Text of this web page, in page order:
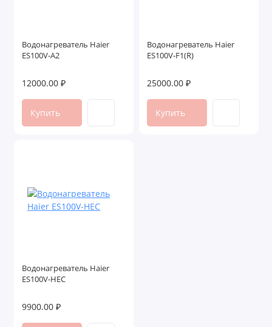
Водонагреватель Haier
ES100V-A2
12000.00 ₽
Купить
Водонагреватель Haier
ES100V-F1(R)
25000.00 ₽
Купить
Водонагреватель Haier
ES100V-HEC
9900.00 ₽